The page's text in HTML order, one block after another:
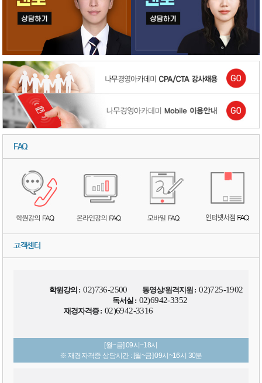
FAQ
고객센터
학원강의 : 02)736-2500 동영상/원격지원 : 02)725-1902
독서실 : 02)6942-3352
재경자격증 : 02)6942-3316
[월~금] 09시~18시
※ 재경자격증 상담시간 : [월~금] 09시~16시 30분